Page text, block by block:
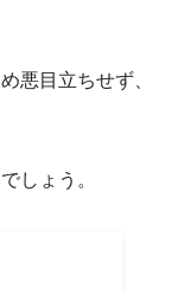
悪目立ちせず、
しょう。